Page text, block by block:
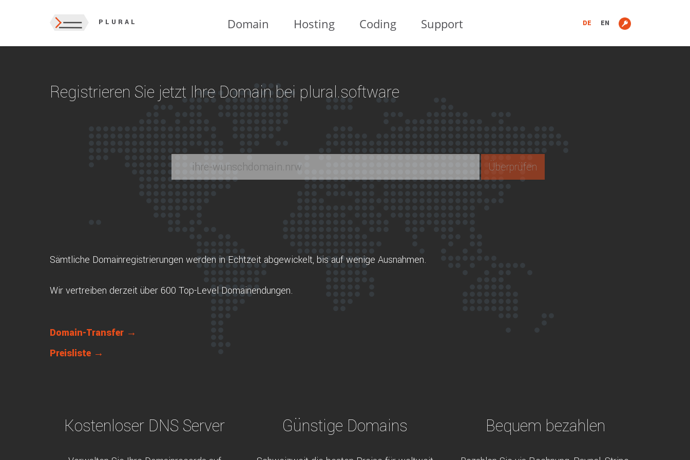
PLURAL Domain Hosting Coding Support DE EN
Registrieren Sie jetzt Ihre Domain bei plural.software
Sämtliche Domainregistrierungen werden in Echtzeit abgewickelt, bis auf wenige Ausnahmen.
Wir vertreiben derzeit über 600 Top-Level Domainendungen.
Domain-Transfer →
Preisliste →
Kostenloser DNS Server Günstige Domains Bequem bezahlen